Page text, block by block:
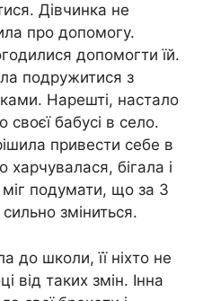
Дівчинка не
про допомогу.
допомогти їй.
подружитися з
Нарешті, настало
своєї бабусі в село.
привести себе в
бігала і
подумати, що за 3
зміниться.
до школи, її ніхто не
від таких змін. Інна